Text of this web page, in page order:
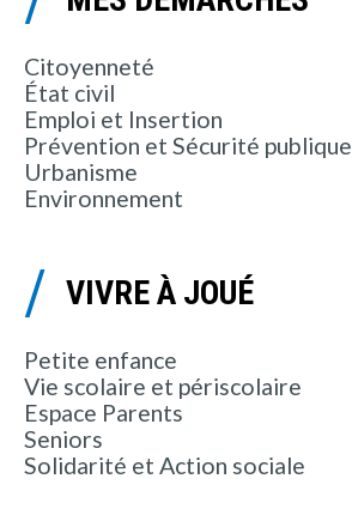
Citoyenneté
État civil
Emploi et Insertion
Prévention et Sécurité publique
Urbanisme
Environnement
VIVRE À JOUÉ
Petite enfance
Vie scolaire et périscolaire
Espace Parents
Seniors
Solidarité et Action sociale